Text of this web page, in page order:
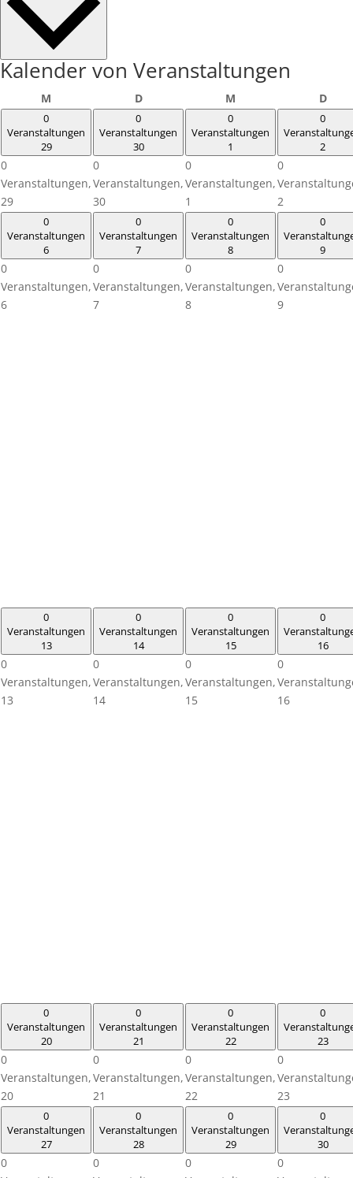
Kalender von Veranstaltungen
M DDienstag M D
0
Veranstaltungen
29
0
Veranstaltungen,
29
0
Veranstaltungen
30
0
Veranstaltungen,
30
0
Veranstaltungen
1
0
Veranstaltungen,
1
0
2
0
2
0
Veranstaltungen
6
0
Veranstaltungen,
6
0
Veranstaltungen
7
0
Veranstaltungen,
7
0
Veranstaltungen
8
0
Veranstaltungen,
8
0
9
0
9
0
Veranstaltungen
13
0
Veranstaltungen,
13
0
Veranstaltungen
14
0
Veranstaltungen,
14
0
Veranstaltungen
15
0
Veranstaltungen,
15
0
16
0
16
0
Veranstaltungen
20
0
Veranstaltungen,
20
0
Veranstaltungen
21
0
Veranstaltungen,
21
0
Veranstaltungen
22
0
Veranstaltungen,
22
0
23
0
23
0
Veranstaltungen
27
0
0
Veranstaltungen
28
0
0
Veranstaltungen
29
0
0
30
0